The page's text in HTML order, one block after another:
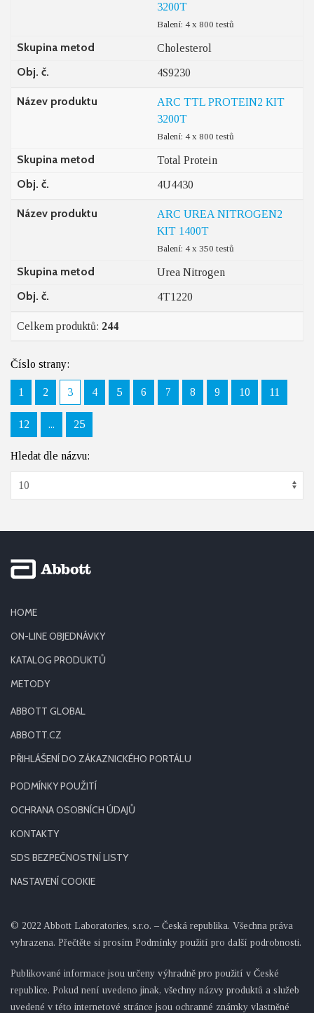
3200T
Balení: 4 x 800 testů
Skupina metod Cholesterol
Obj. č. 4S9230
Název produktu
ARC TTL PROTEIN2 KIT
3200T
Balení: 4 x 800 testů
Skupina metod Total Protein
Obj. č. 4U4430
Název produktu
ARC UREA NITROGEN2
KIT 1400T
Balení: 4 x 350 testů
Skupina metod Urea Nitrogen
Obj. č. 4T1220
Celkem produktů: 244
Číslo strany:
1 2 3 4 5 6 7 8 9 10 11
12 ... 25
Hledat dle názvu:
HOME
ON-LINE OBJEDNÁVKY
KATALOG PRODUKTŮ
METODY
ABBOTT GLOBAL
ABBOTT.CZ
PŘIHLÁŠENÍ DO ZÁKAZNICKÉHO PORTÁLU
PODMÍNKY POUŽITÍ
OCHRANA OSOBNÍCH ÚDAJŮ
KONTAKTY
SDS BEZPEČNOSTNÍ LISTY
NASTAVENÍ COOKIE
© 2022 Abbott Laboratories, s.r.o. – Česká republika. Všechna práva
vyhrazena. Přečtěte si prosím Podmínky použití pro další podrobnosti.
Publikované informace jsou určeny výhradně pro použití v České
republice. Pokud není uvedeno jinak, všechny názvy produktů a služeb
uvedené v této internetové stránce jsou ochranné známky vlastněné